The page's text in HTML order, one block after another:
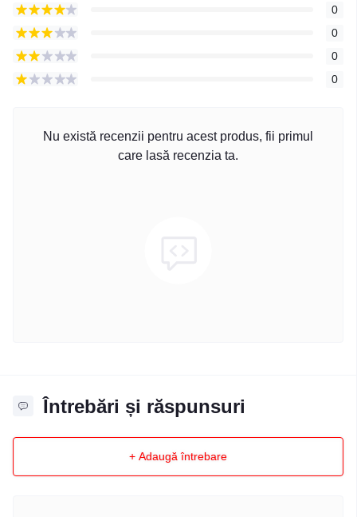
0
0
0
0
Nu există recenzii pentru acest produs, fii primul
care lasă recenzia ta.
Întrebări și răspunsuri
+ Adaugă întrebare